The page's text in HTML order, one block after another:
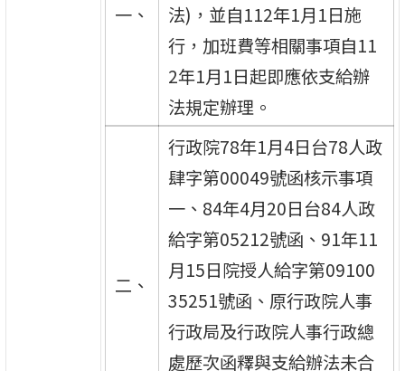
一、
法)，並自112年1月1日施
行，加班費等相關事項自11
2年1月1日起即應依支給辦
法規定辦理。
二、
行政院78年1月4日台78人政
肆字第00049號函核示事項
一、84年4月20日台84人政
給字第05212號函、91年11
月15日院授人給字第09100
35251號函、原行政院人事
行政局及行政院人事行政總
處歷次函釋與支給辦法未合